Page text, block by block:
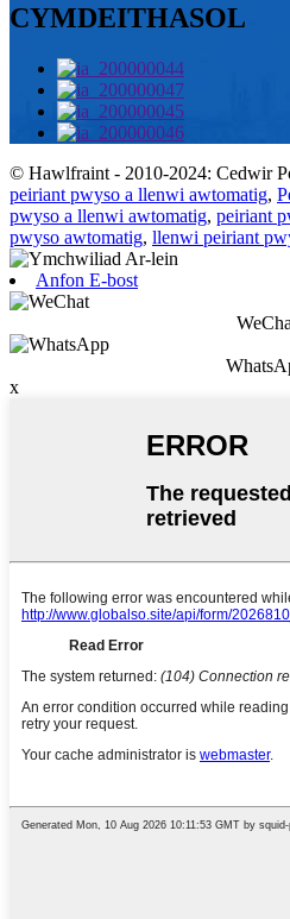
CYMDEITHASOL
© Hawlfraint - 2010-2024: Cedwir
peiriant pwyso a llenwi awtomatig,
pwyso a llenwi awtomatig, peiriant
pwyso awtomatig, llenwi peiriant
Anfon E-bost
x